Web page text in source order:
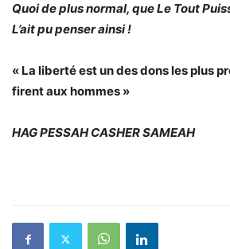
Quoi de plus normal, que Le Tout
L’ait pu penser ainsi !
« La liberté est un des dons les plus
firent aux hommes »
HAGPESSAHCASHER SAMEAH